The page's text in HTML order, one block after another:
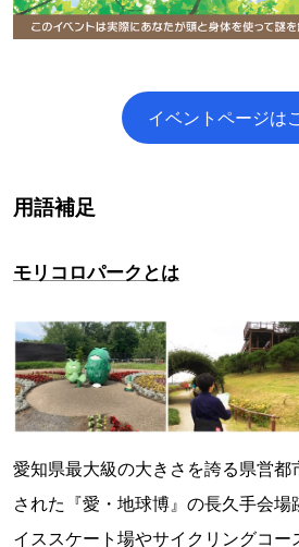
イベントページは
用語補足
モリコロパークとは
愛知県最大級の大きさを誇る県営
された『愛・地球博』の長久手会
イススケート場やサイクリングコー